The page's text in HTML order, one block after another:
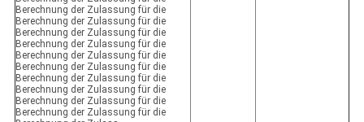
Berechnung der Zulassung für die
Berechnung der Zulassung für die
Berechnung der Zulassung für die
Berechnung der Zulassung für die
Berechnung der Zulassung für die
Berechnung der Zulassung für die
Berechnung der Zulassung für die
Berechnung der Zulassung für die
Berechnung der Zulassung für die
Berechnung der Zulassung für die